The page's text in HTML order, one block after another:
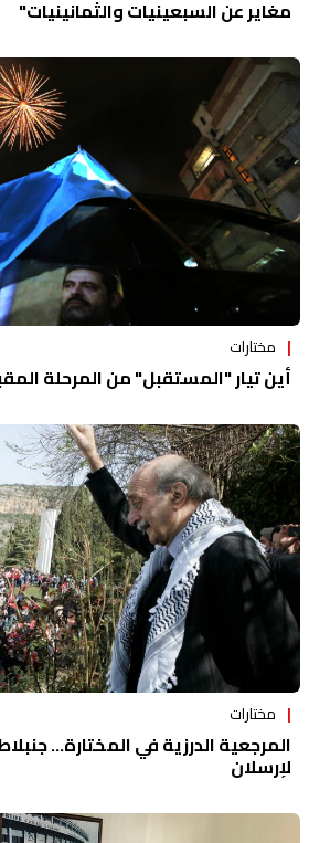
مغاير عن السبعينيات والثمانينيات"
مختارات
أين تيار "المستقبل" من المرحلة
مختارات
المرجعية الدرزية في المختارة...
لإرسلان